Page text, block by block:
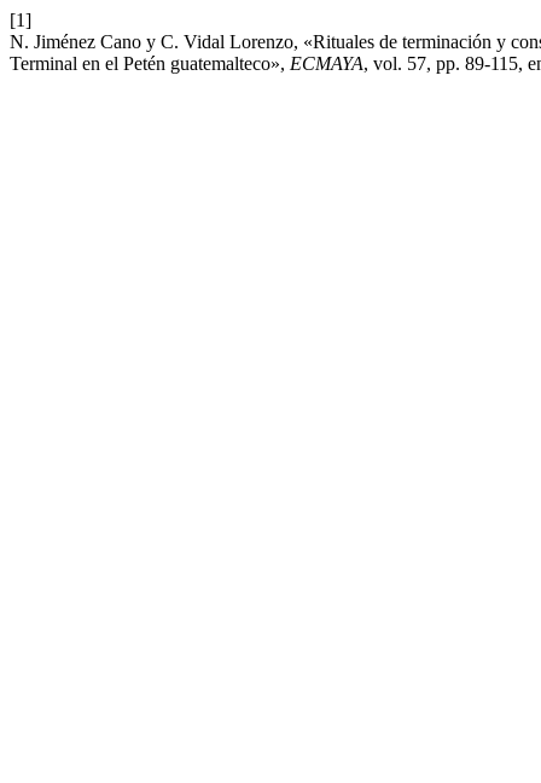
[1]
N. Jiménez Cano y C. Vidal Lorenzo, «Rituales de terminación y
Terminal en el Petén guatemalteco», ECMAYA, vol. 57, pp. 89-115,